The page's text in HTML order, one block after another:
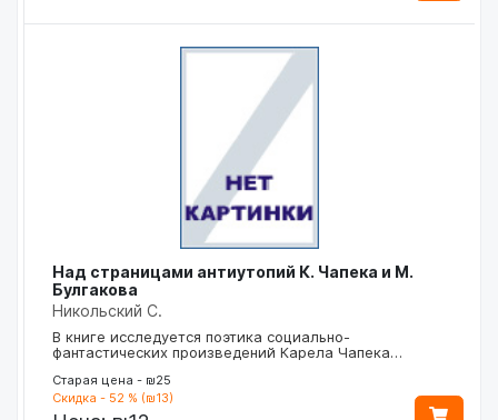
Над страницами антиутопий К. Чапека и М.
Булгакова
Никольский С.
В книге исследуется поэтика социально-
фантастических произведений Карела Чапека…
Старая цена - ₪25
Скидка - 52 % (₪13)